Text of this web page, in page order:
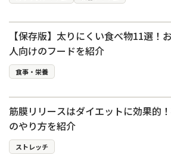
【保存版】太りにくい食べ物11選！
人向けのフードを紹介
食事・栄養
筋膜リリースはダイエットに効果的
のやり方を紹介
ストレッチ